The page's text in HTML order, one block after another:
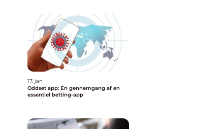
17. jan
Oddset app: En gennemgang af en
essentiel betting-app